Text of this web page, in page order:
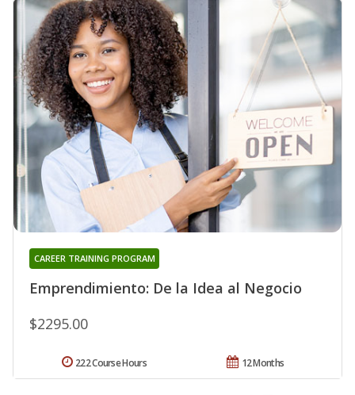
Emprendimiento: De la Idea al Negocio
CAREER TRAINING PROGRAM
$2295.00
12 Months
222 Course Hours